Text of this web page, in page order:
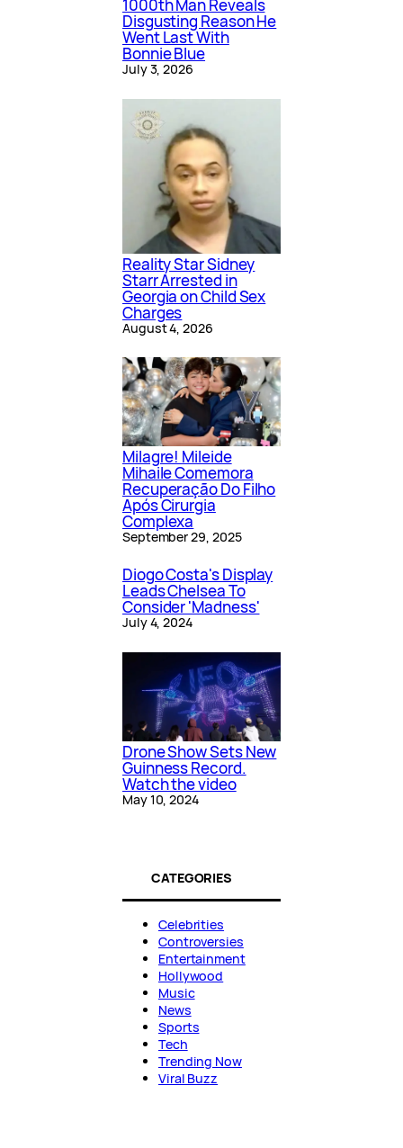
1000th Man Reveals
Disgusting Reason He
Went Last With
Bonnie Blue
July 3, 2026
Reality Star Sidney
Starr Arrested in
Georgia on Child Sex
Charges
August 4, 2026
Milagre! Mileide
Mihaile Comemora
Recuperação Do Filho
Após Cirurgia
Complexa
September 29, 2025
Diogo Costa's Display
Leads Chelsea To
Consider 'Madness'
July 4, 2024
Drone Show Sets New
Guinness Record.
Watch the video
May 10, 2024
CATEGORIES
Celebrities
Controversies
Entertainment
Hollywood
Music
News
Sports
Tech
Trending Now
Viral Buzz